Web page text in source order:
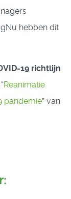
hebben dit
19 richtlijn
Reanimatie
pandemie” van